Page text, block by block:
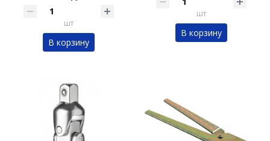
шт
В корзину
шт
В корзину